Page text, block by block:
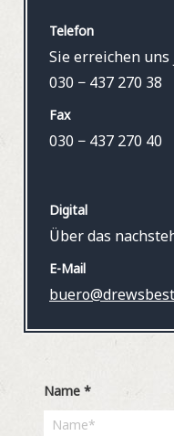
Telefon
Sie erreichen
030 − 437 270 38
Fax
030 − 437 270 40
Digital
Über das
E-Mail
Name *